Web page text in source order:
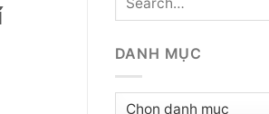
DANH MỤC
Danh